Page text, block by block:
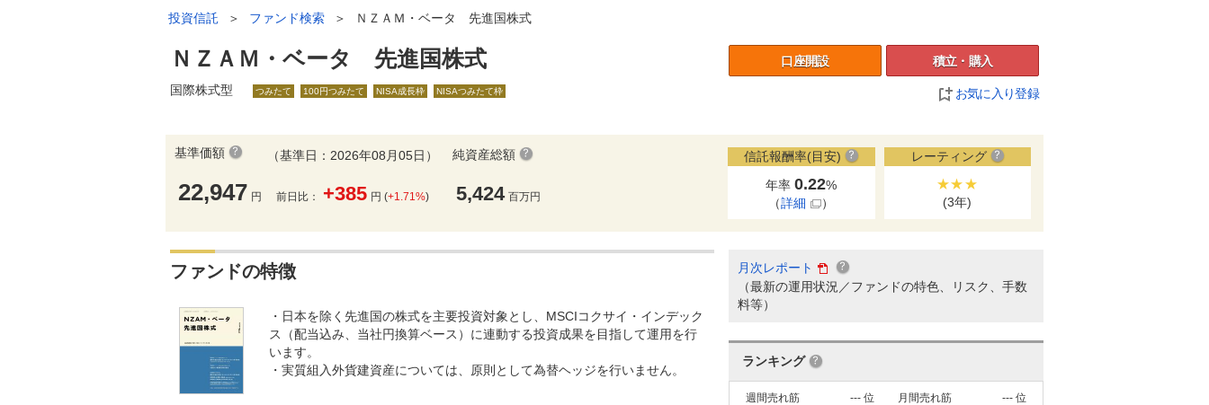
投資信託 ＞ ファンド検索 ＞ ＮＺＡＭ・ベータ 先進国株式
ＮＺＡＭ・ベータ 先進国株式 口座開設 積立・購入
お気に入り登録
国際株式型 つみたて 100円つみたて NISA成長枠 NISAつみたて枠
基準価額
22,947 円
（基準日：2026年08月05日）
前日比： +385 円 (+1.71%)
純資産総額
5,424 百万円
信託報酬率(目安)
年率0.22%
（詳細 ）
レーティング
★★★
(3年)
ファンドの特徴
・日本を除く先進国の株式を主要投資対象とし、MSCIコクサイ・インデック
ス（配当込み、当社円換算ベース）に連動する投資成果を目指して運用を行
います。
・実質組入外貨建資産については、原則として為替ヘッジを行いません。
月次レポート
（最新の運用状況／ファンドの特色、リスク、手数
料等）
ランキング
--- 位
週間売れ筋 --- 位
月間売れ筋